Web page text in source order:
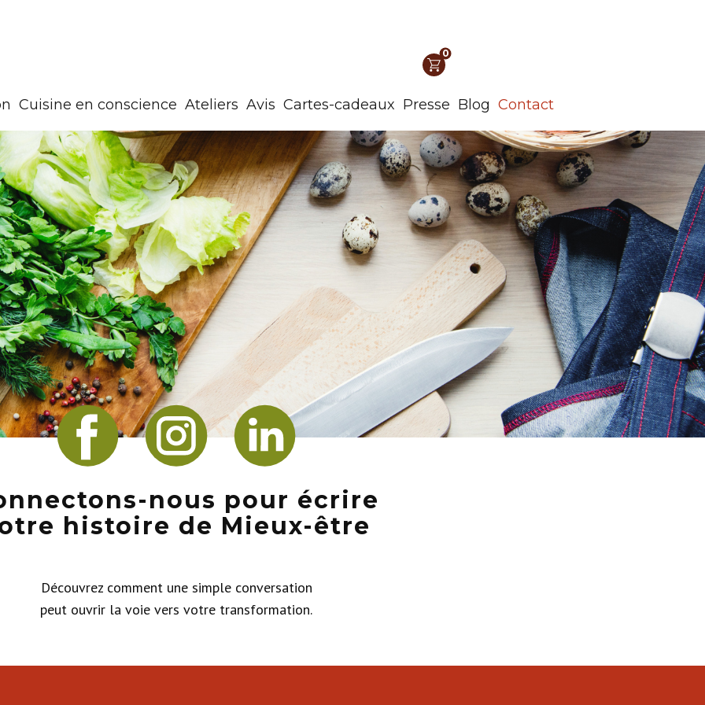
0
Cuisine en conscience Ateliers Avis Cartes-cadeaux Presse Blog Contact
nous pour écrire
histoire de Mieux-être
Découvrez comment une simple conversation
peut ouvrir la voie vers votre transformation.